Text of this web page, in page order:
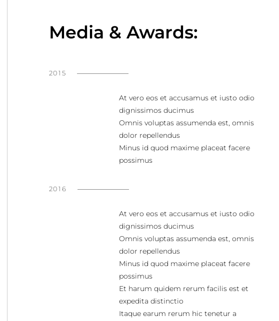
Media & Awards:
2015
At vero eos et accusamus et iusto odio
dignissimos ducimus
Omnis voluptas assumenda est, omnis
dolor repellendus
Minus id quod maxime placeat facere
possimus
2016
At vero eos et accusamus et iusto odio
dignissimos ducimus
Omnis voluptas assumenda est, omnis
dolor repellendus
Minus id quod maxime placeat facere
possimus
Et harum quidem rerum facilis est et
expedita distinctio
Itaque earum rerum hic tenetur a